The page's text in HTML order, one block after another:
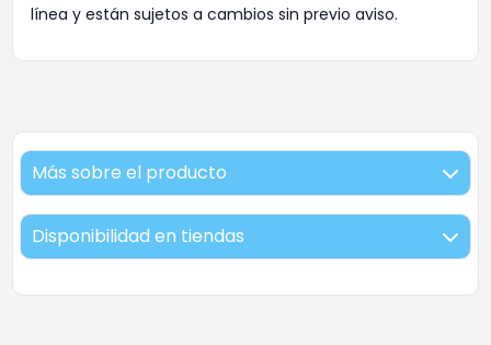
línea y están sujetos a cambios sin previo aviso.
Más sobre el producto
Disponibilidad en tiendas